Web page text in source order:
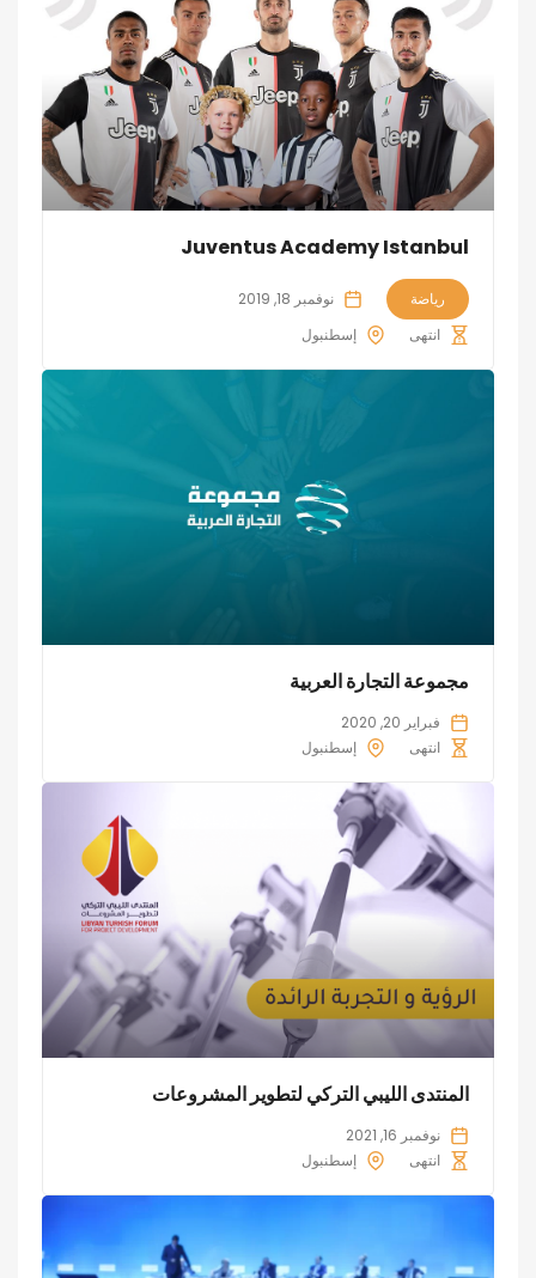
Juventus Academy Istanbul
رياضة
نوفمبر 18, 2019
انتهى
إسطنبول
مجموعة التجارة العربية
فبراير 20, 2020
انتهى
إسطنبول
المنتدى الليبي التركي لتطوير المشروعات
نوفمبر 16, 2021
انتهى
إسطنبول